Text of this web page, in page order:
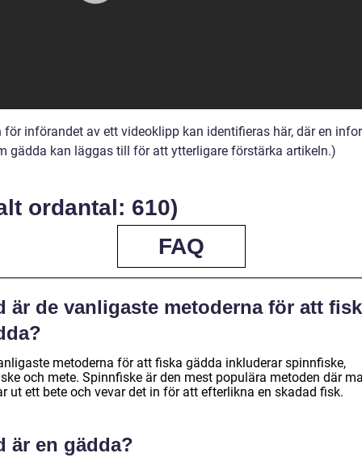
för införandet av ett videoklipp kan identifieras här, där en
gädda kan läggas till för att ytterligare förstärka artikeln.)
ordantal: 610)
FAQ
är de vanligaste metoderna för att
metoderna för att fiska gädda inkluderar spinnfiske,
och mete. Spinnfiske är den mest populära metoden där
ut ett bete och vevar det in för att efterlikna en skadad fisk.
är en gädda?